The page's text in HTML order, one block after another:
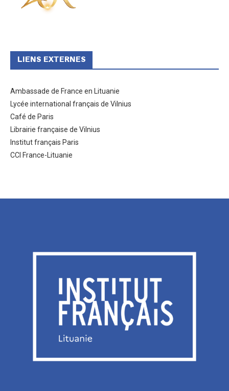
LIENS EXTERNES
Ambassade de France en Lituanie
Lycée international français de Vilnius
Café de Paris
Librairie française de Vilnius
Institut français Paris
CCI France-Lituanie